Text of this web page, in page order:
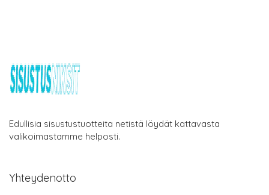
Edullisia sisustustuotteita netistä löydät kattavasta
valikoimastamme helposti.
Yhteydenotto